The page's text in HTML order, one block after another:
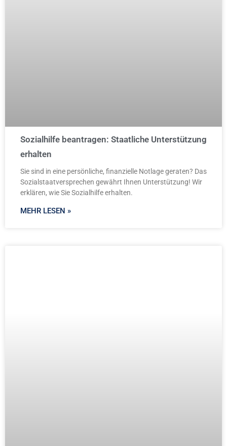
Sozialhilfe beantragen: Staatliche Unterstützung
erhalten
Sie sind in eine persönliche, finanzielle Notlage geraten? Das
Sozialstaatversprechen gewährt Ihnen Unterstützung! Wir
erklären, wie Sie Sozialhilfe erhalten.
MEHR LESEN »